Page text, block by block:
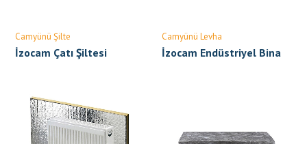
Camyünü Şilte
İzocam Çatı Şiltesi
Camyünü Levha
İzocam Endüstriyel Bina